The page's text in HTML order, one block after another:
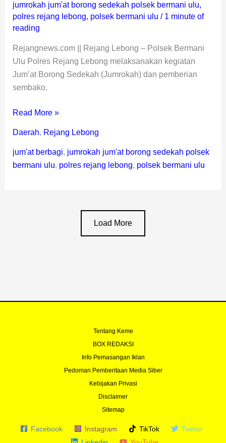
jumrokah jum'at borong sedekah polsek bermani ulu,
polres rejang lebong, polsek bermani ulu / 1 minute of
reading
Rejangnews.com || Rejang Lebong – Polsek Bermani
Ulu Polres Rejang Lebong melaksanakan kegiatan
Jum’at Borong Sedekah (Jumrokah) dan pemberian
sembako.
Read More »
Daerah, Rejang Lebong
jum'at berbagi, jumrokah jum'at borong sedekah polsek
bermani ulu, polres rejang lebong, polsek bermani ulu
Load More
Tentang Keme
BOX REDAKSI
Info Pemasangan Iklan
Pedoman Pemberitaan Media Siber
Kebijakan Privasi
Disclaimer
Sitemap
Facebook Instagram TikTok
Twitter